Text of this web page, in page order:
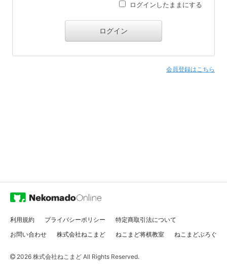
ログインしたままにする
会員登録はこちら
利用規約 プライバシーポリシー
特定商取引法について
お問い合わせ
株式会社ねこまど ねこまど将棋教室 ねこまどぶろぐ
2026 株式会社ねこまど All Rights Reserved.